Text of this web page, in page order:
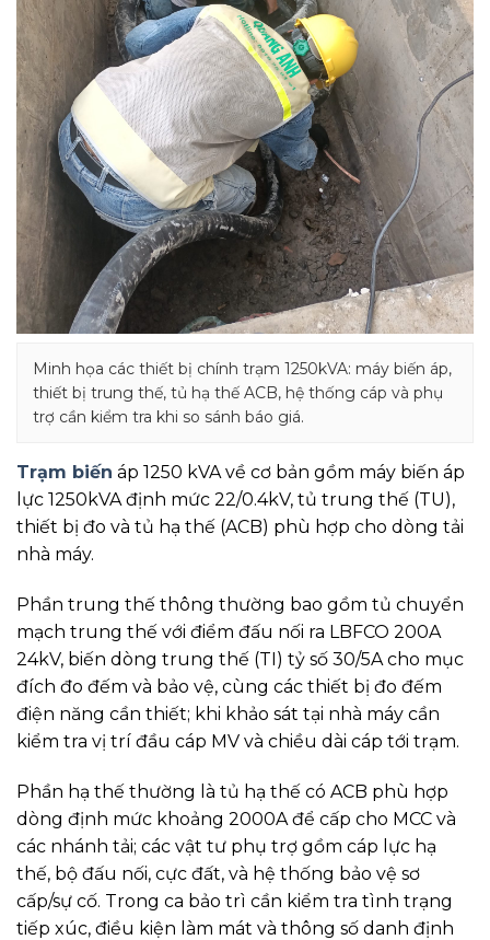
Minh họa các thiết bị chính trạm 1250kVA: máy biến áp,
thiết bị trung thế, tủ hạ thế ACB, hệ thống cáp và phụ
trợ cần kiểm tra khi so sánh báo giá.
Trạm biến áp 1250 kVA về cơ bản gồm máy biến áp
lực 1250kVA định mức 22/0.4kV, tủ trung thế (TU),
thiết bị đo và tủ hạ thế (ACB) phù hợp cho dòng tải
nhà máy.
Phần trung thế thông thường bao gồm tủ chuyển
mạch trung thế với điểm đấu nối ra LBFCO 200A
24kV, biến dòng trung thế (TI) tỷ số 30/5A cho mục
đích đo đếm và bảo vệ, cùng các thiết bị đo đếm
điện năng cần thiết; khi khảo sát tại nhà máy cần
kiểm tra vị trí đầu cáp MV và chiều dài cáp tới trạm.
Phần hạ thế thường là tủ hạ thế có ACB phù hợp
dòng định mức khoảng 2000A để cấp cho MCC và
các nhánh tải; các vật tư phụ trợ gồm cáp lực hạ
thế, bộ đấu nối, cực đất, và hệ thống bảo vệ sơ
cấp/sự cố. Trong ca bảo trì cần kiểm tra tình trạng
tiếp xúc, điều kiện làm mát và thông số danh định